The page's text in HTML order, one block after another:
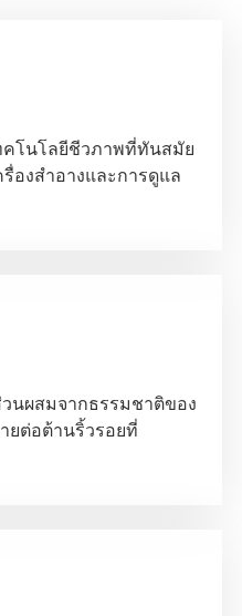
คโนโลยีชีวภาพที่ทันสมัย
องสำอางและการดูแล
นผสมจากธรรมชาติของ
ายต่อต้านริ้วรอยที่